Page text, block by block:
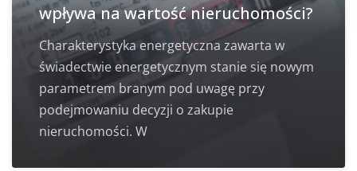
wpływa na wartość nieruchomości?
Charakterystyka energetyczna zawarta w
świadectwie energetycznym stanie się nowym
parametrem branym pod uwagę przy
podejmowaniu decyzji o zakupie
nieruchomości. W